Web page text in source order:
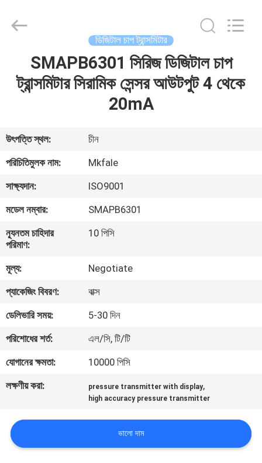
আমাদের
সম্পর্কে
কারখানা
ভ্রমণ
নিয়ন্ত্রণ
যোগাযোগ
করুন
জন্য
আবেদন
Export
ডিজিটাল চাপ ট্রান্সমিটার
SMAPB6301 সিরিজ ডিজিটাল চাপ
ট্রান্সমিটার সিরামিক সেন্সর আউটপুট 4 থেকে
20mA
উৎপত্তি স্থল:
চীন
পরিচিতিমুলক নাম:
Mkfale
সাক্ষ্যদান:
ISO9001
মডেল নম্বার:
SMAPB6301
ন্যূনতম চাহিদার
পরিমাণ:
10 পিসি
মূল্য:
Negotiate
প্যাকেজিং বিবরণ:
বাক্স
ডেলিভারি সময়:
5-30 দিন
পরিশোধের শর্ত:
এল/সি, টি/টি
যোগানের ক্ষমতা:
10000 পিসি
লক্ষণীয় করা:
pressure transmitter with display,
high accuracy pressure transmitter
ভালো দাম